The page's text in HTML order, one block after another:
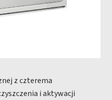
z czterema
i aktywacji